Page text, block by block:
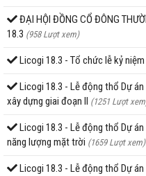
ĐẠI HỘI ĐỒNG CỔ ĐÔNG
18.3 (958 Lượt xem)
Licogi 18.3 - Tổ chức lễ kỷ
Licogi 18.3 - Lễ động thổ Dự
xây dựng giai đoạn II (1251 Lượt
Licogi 18.3 - Lễ động thổ Dự
năng lượng mặt trời (1659 Lượt xem)
Licogi 18.3 - Lễ động thổ Dự